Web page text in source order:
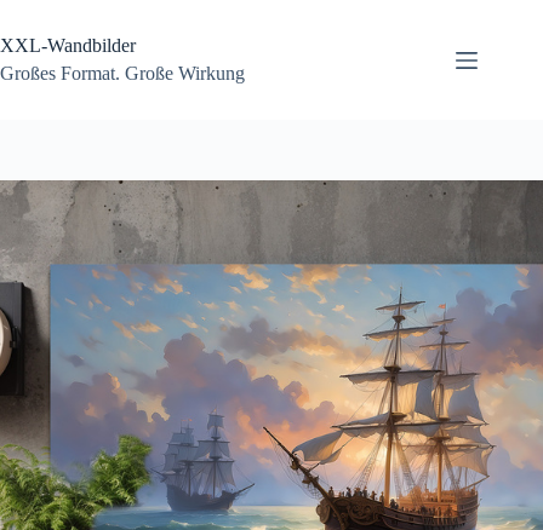
springen
XXL-Wandbilder
Großes Format. Große Wirkung